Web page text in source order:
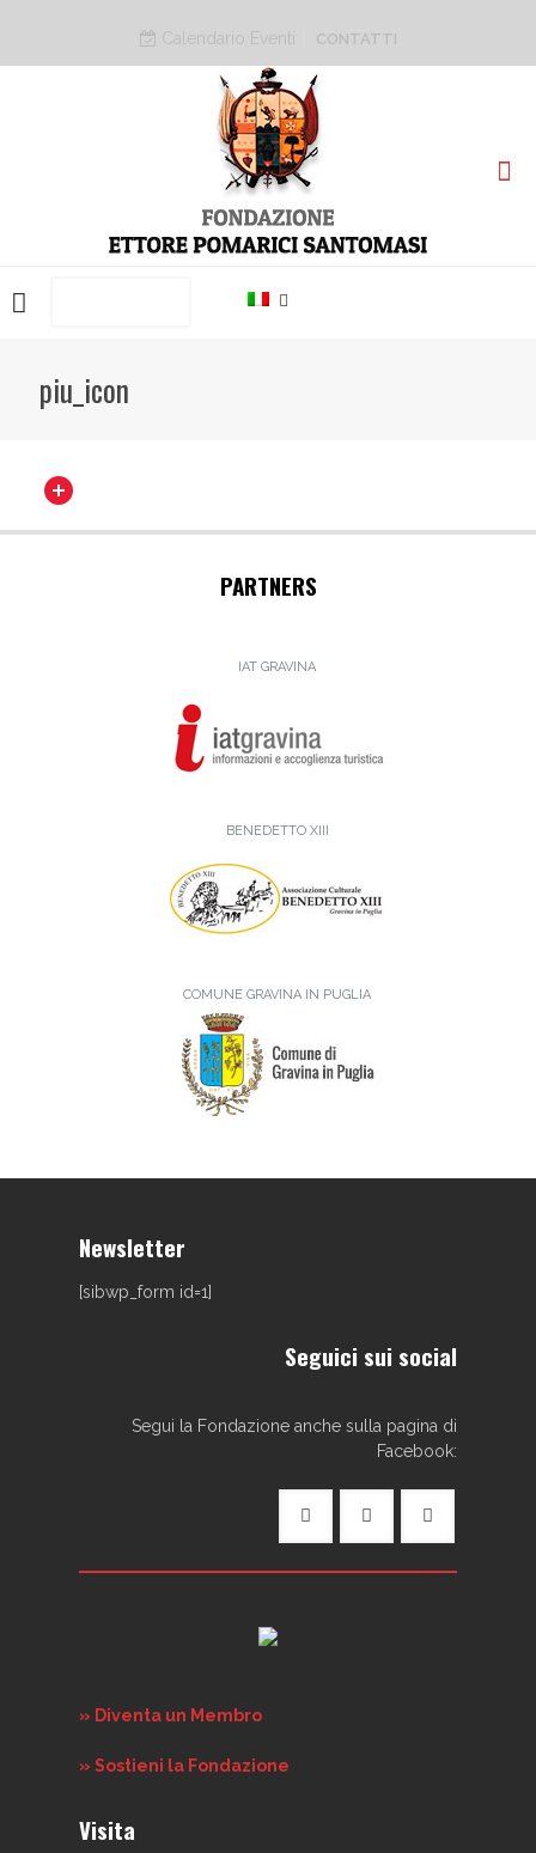
Calendario Eventi CONTATTI
piu_icon
PARTNERS
IAT GRAVINA
BENEDETTO XIII
COMUNE GRAVINA IN PUGLIA
Newsletter
[sibwp_form id=1]
Seguici sui social
Segui la Fondazione anche sulla pagina di
Facebook:
» Diventa un Membro
» Sostieni la Fondazione
Visita